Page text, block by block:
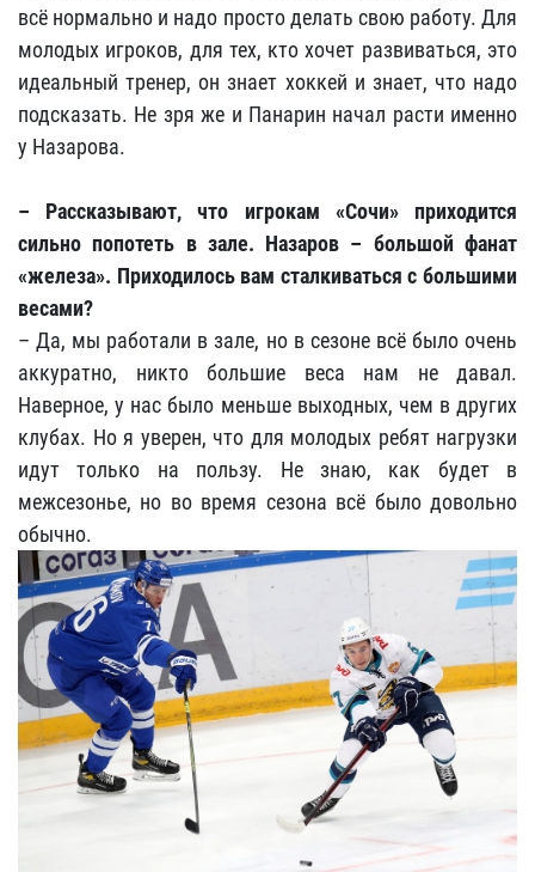
всё нормально и надо просто делать свою работу. Для
молодых игроков, для тех, кто хочет развиваться, это
идеальный тренер, он знает хоккей и знает, что надо
подсказать. Не зря же и Панарин начал расти именно
у Назарова.
– Рассказывают, что игрокам «Сочи» приходится
сильно попотеть в зале. Назаров – большой фанат
«железа». Приходилось вам сталкиваться с большими
весами?
– Да, мы работали в зале, но в сезоне всё было очень
аккуратно, никто большие веса нам не давал.
Наверное, у нас было меньше выходных, чем в других
клубах. Но я уверен, что для молодых ребят нагрузки
идут только на пользу. Не знаю, как будет в
межсезонье, но во время сезона всё было довольно
обычно.